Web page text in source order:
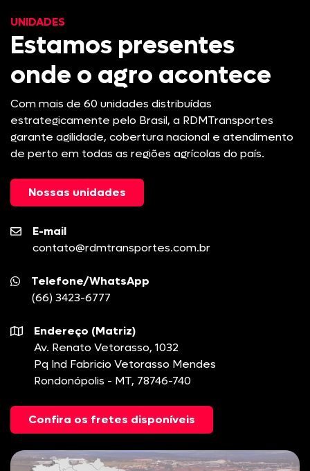
UNIDADES
Estamos presentes
onde o agro acontece
Com mais de 60 unidades distribuídas
estrategicamente pelo Brasil, a RDMTransportes
garante agilidade, cobertura nacional e atendimento
de perto em todas as regiões agrícolas do país.
Nossas unidades
E-mail
contato@rdmtransportes.com.br
Telefone/WhatsApp
(66) 3423-6777
Endereço (Matriz)
Av. Renato Vetorasso, 1032
Pq Ind Fabricio Vetorasso Mendes
Rondonópolis - MT, 78746-740
Confira os fretes disponíveis